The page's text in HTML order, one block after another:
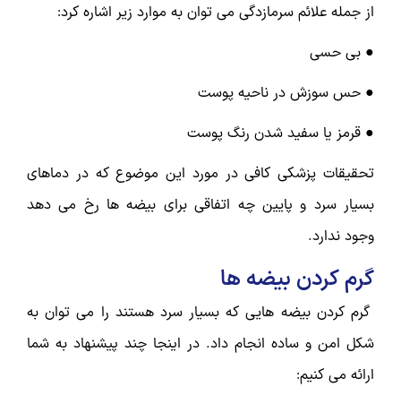
از جمله علائم سرمازدگی می توان به موارد زیر اشاره کرد:
● بی حسی
● حس سوزش در ناحیه پوست
● قرمز یا سفید شدن رنگ پوست
تحقیقات پزشکی کافی در مورد این موضوع که در دماهای
بسیار سرد و پایین چه اتفاقی برای بیضه ها رخ می دهد
وجود ندارد.
گرم کردن بیضه ها
گرم کردن بیضه هایی که بسیار سرد هستند را می توان به
شکل امن و ساده انجام داد. در اینجا چند پیشنهاد به شما
ارائه می کنیم: